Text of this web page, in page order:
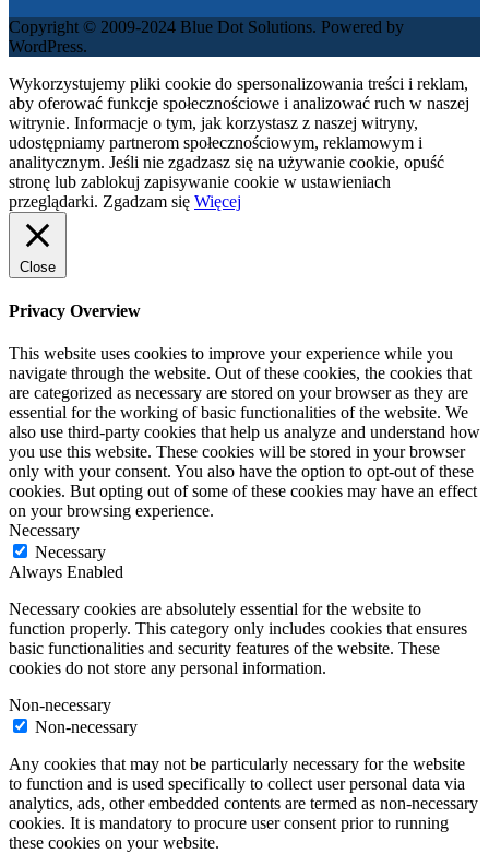
Copyright © 2009-2024 Blue Dot Solutions. Powered by
WordPress.
Wykorzystujemy pliki cookie do spersonalizowania treści i reklam,
aby oferować funkcje społecznościowe i analizować ruch w naszej
witrynie. Informacje o tym, jak korzystasz z naszej witryny,
udostępniamy partnerom społecznościowym, reklamowym i
analitycznym. Jeśli nie zgadzasz się na używanie cookie, opuść
stronę lub zablokuj zapisywanie cookie w ustawieniach
przeglądarki. Zgadzam się Więcej
Close
Privacy Overview
This website uses cookies to improve your experience while you
navigate through the website. Out of these cookies, the cookies that
are categorized as necessary are stored on your browser as they are
essential for the working of basic functionalities of the website. We
also use third-party cookies that help us analyze and understand how
you use this website. These cookies will be stored in your browser
only with your consent. You also have the option to opt-out of these
cookies. But opting out of some of these cookies may have an effect
on your browsing experience.
Necessary
Necessary
Always Enabled
Necessary cookies are absolutely essential for the website to
function properly. This category only includes cookies that ensures
basic functionalities and security features of the website. These
cookies do not store any personal information.
Non-necessary
Non-necessary
Any cookies that may not be particularly necessary for the website
to function and is used specifically to collect user personal data via
analytics, ads, other embedded contents are termed as non-necessary
cookies. It is mandatory to procure user consent prior to running
these cookies on your website.